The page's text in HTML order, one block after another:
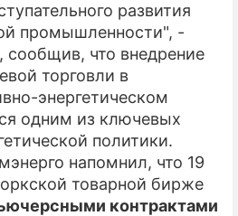
О ПРОЕКТЕ
развития
промышленности", -
сообщив, что внедрение
торговли в
энергетическом
одним из ключевых
политики.
напомнил, что 19
товарной бирже
контрактами